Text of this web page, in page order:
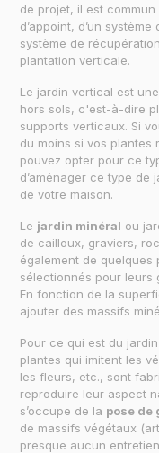
de projet, il est
d’appoint, d’un
système de
plantation verticale.
Le jardin vertical est
hors sols, c'est-à-dire
supports verticaux. Si
du moins si vos plantes
pouvez opter pour ce
d’aménager ce type
de votre maison.
Le jardin minéral ou
de cailloux, graviers,
également de quelques
sélectionnés pour leurs
En fonction de la
ajouter des massifs
Pour ce qui est du
plantes qui imitent les
les fleurs, etc., sont
reproduire leur aspect
s’occupe de la pose de
de massifs végétaux
presque aucun